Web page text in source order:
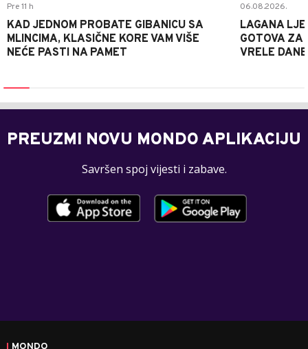
Pre 11 h
KAD JEDNOM PROBATE GIBANICU SA
MLINCIMA, KLASIČNE KORE VAM VIŠE
NEĆE PASTI NA PAMET
06.08.2026.
LAGANA
GOTOVA ZA
VRELE DANE
PREUZMI NOVU MONDO APLIKACIJU
Savršen spoj vijesti i zabave.
MONDO